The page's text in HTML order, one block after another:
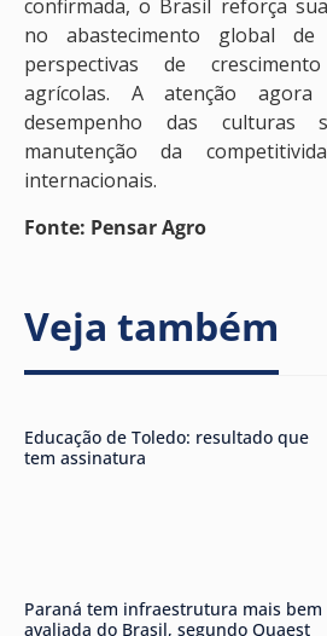
confirmada, o Brasil reforça
no abastecimento global
perspectivas de
agrícolas. A atenção
desempenho das culturas
manutenção da
internacionais.
Fonte: Pensar Agro
Veja também
Educação de Toledo: resultado que
tem assinatura
Paraná tem infraestrutura mais bem
avaliada do Brasil, segundo Quaest